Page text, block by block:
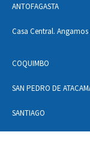
ANTOFAGASTA
Casa Central. Angamos
COQUIMBO
SAN PEDRO DE
SANTIAGO